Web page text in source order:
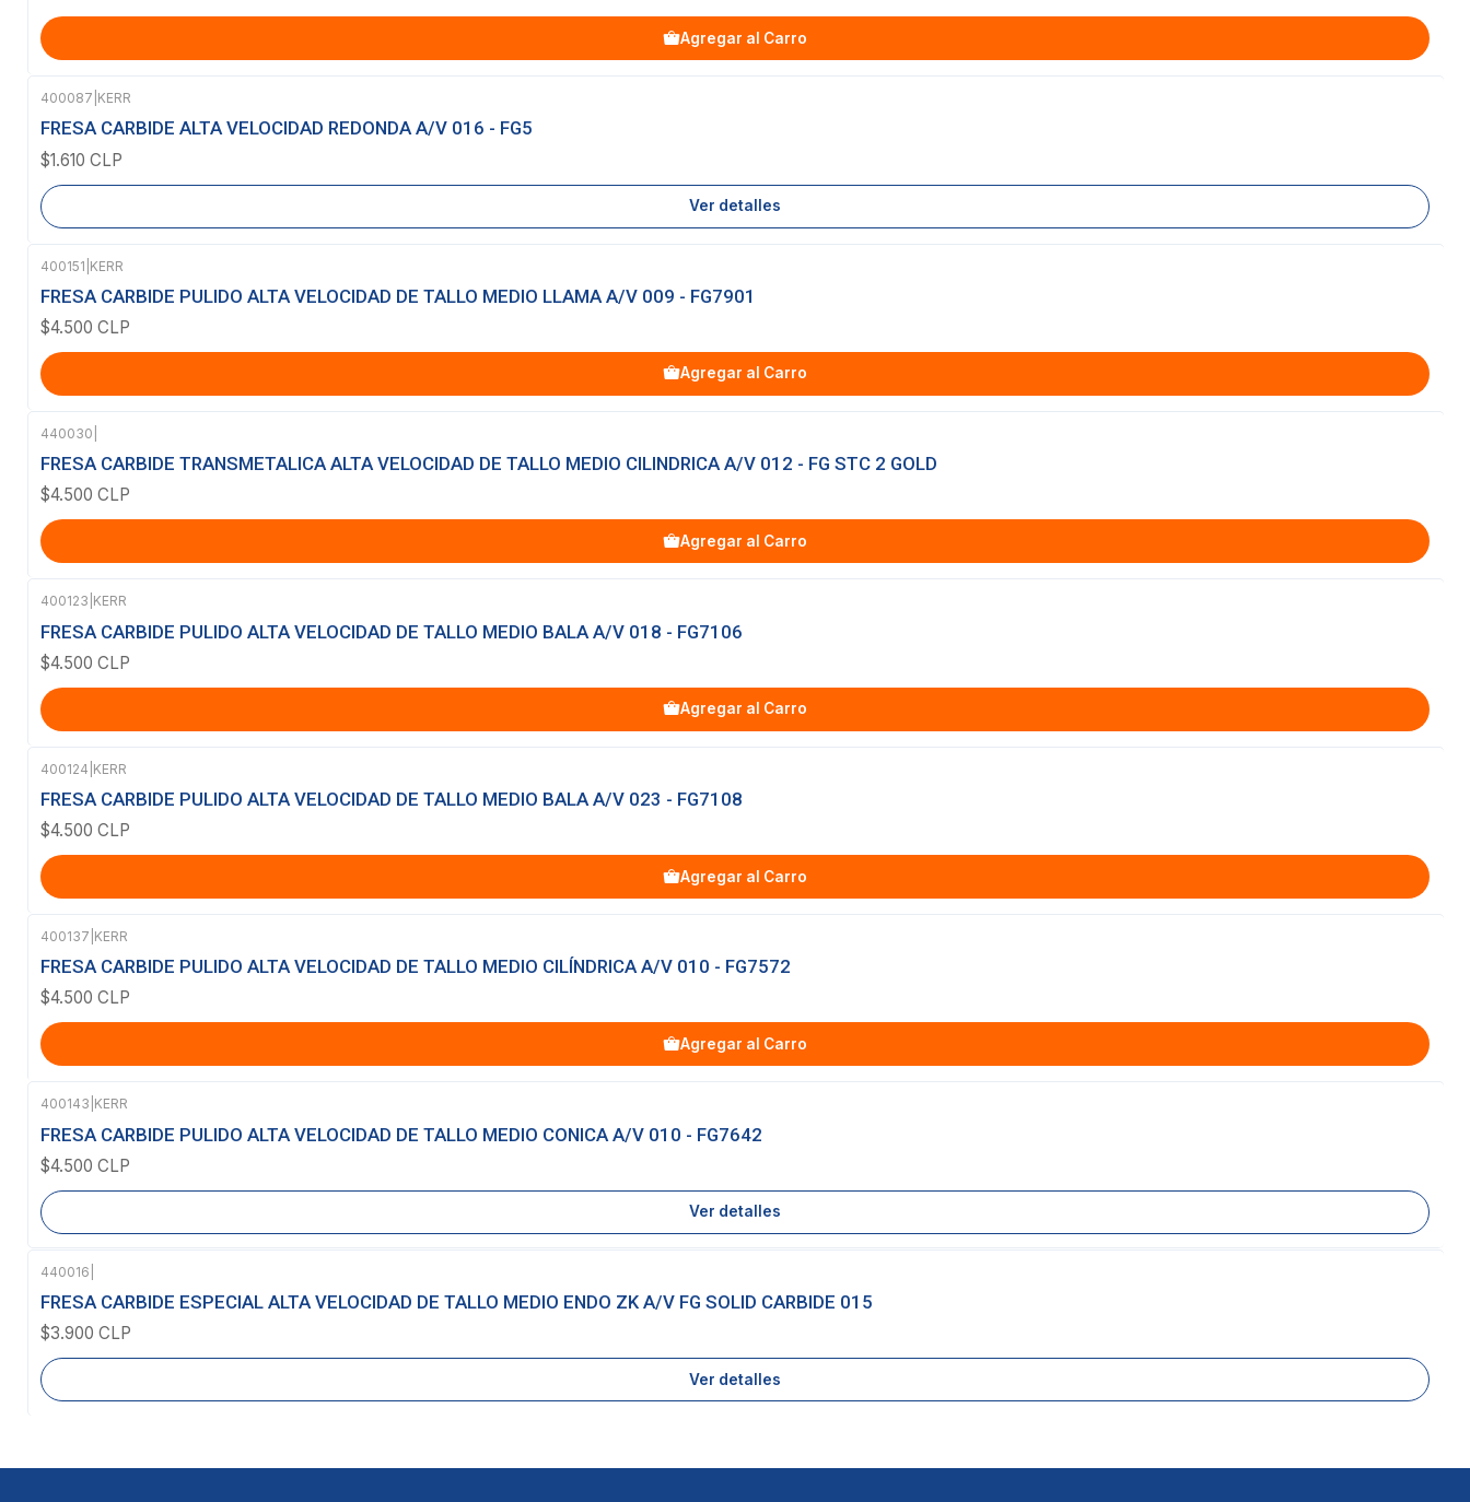
Agregar al Carro
Agotado
400087 KERR
FRESA CARBIDE ALTA VELOCIDAD REDONDA A/V 016 - FG5
$1.610 CLP
Ver detalles
400151 KERR
FRESA CARBIDE PULIDO ALTA VELOCIDAD DE TALLO MEDIO LLAMA A/V 009 - FG7901
$4.500 CLP
Agregar al Carro
440030
FRESA CARBIDE TRANSMETALICA ALTA VELOCIDAD DE TALLO MEDIO CILINDRICA A/V 012 - FG STC 2 GOLD
$4.500 CLP
Agregar al Carro
400123 KERR
FRESA CARBIDE PULIDO ALTA VELOCIDAD DE TALLO MEDIO BALA A/V 018 - FG7106
$4.500 CLP
Agregar al Carro
400124 KERR
FRESA CARBIDE PULIDO ALTA VELOCIDAD DE TALLO MEDIO BALA A/V 023 - FG7108
$4.500 CLP
Agregar al Carro
400137 KERR
FRESA CARBIDE PULIDO ALTA VELOCIDAD DE TALLO MEDIO CILÍNDRICA A/V 010 - FG7572
$4.500 CLP
Agregar al Carro
Agotado
400143 KERR
FRESA CARBIDE PULIDO ALTA VELOCIDAD DE TALLO MEDIO CONICA A/V 010 - FG7642
$4.500 CLP
Ver detalles
Agotado
440016
FRESA CARBIDE ESPECIAL ALTA VELOCIDAD DE TALLO MEDIO ENDO ZK A/V FG SOLID CARBIDE 015
$3.900 CLP
Ver detalles